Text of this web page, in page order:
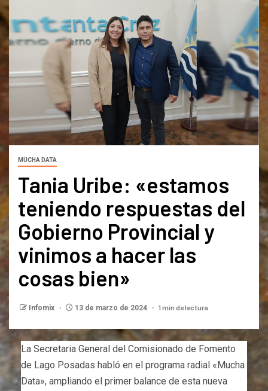
MUCHA DATA
Tania Uribe: «estamos
teniendo respuestas del
Gobierno Provincial y
vinimos a hacer las
cosas bien»
Infomix 13 de marzo de 2024 1 min de lectura
La Secretaria General del Comisionado de Fomento
de Lago Posadas habló en el programa radial «Mucha
Data», ampliando el primer balance de esta nueva